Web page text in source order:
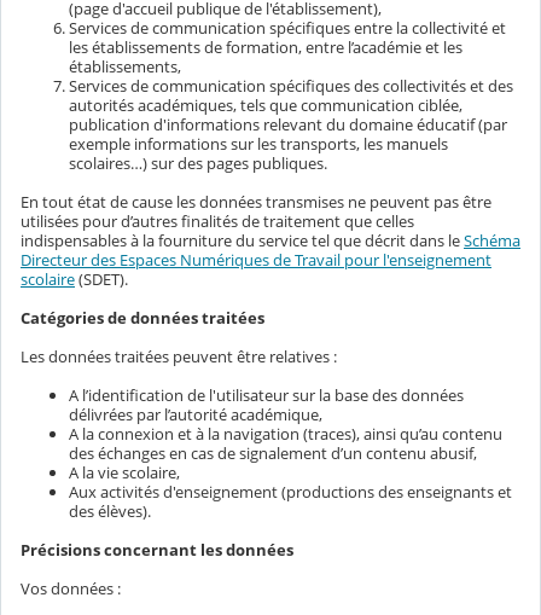
(page d'accueil publique de l'établissement),
Services de communication spécifiques entre la collectivité et
les établissements de formation, entre l’académie et les
établissements,
Services de communication spécifiques des collectivités et des
autorités académiques, tels que communication ciblée,
publication d'informations relevant du domaine éducatif (par
exemple informations sur les transports, les manuels
scolaires…) sur des pages publiques.
En tout état de cause les données transmises ne peuvent pas être
utilisées pour d’autres finalités de traitement que celles
indispensables à la fourniture du service tel que décrit dans leSchéma
Directeur des Espaces Numériques de Travail pour l'enseignement
scolaire(SDET).
Catégories de données traitées
Les données traitées peuvent être relatives :
A l’identification de l'utilisateur sur la base des données
délivrées par l’autorité académique,
A la connexion et à la navigation (traces), ainsi qu’au contenu
des échanges en cas de signalement d’un contenu abusif,
A la vie scolaire,
Aux activités d'enseignement (productions des enseignants et
des élèves).
Précisions concernant les données
Vos données :